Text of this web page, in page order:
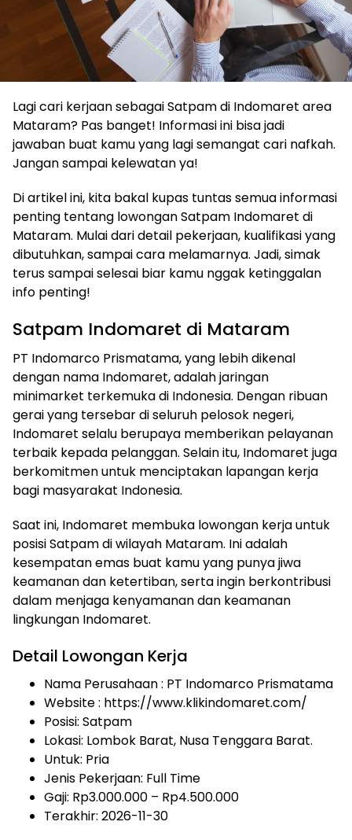
Lagi cari kerjaan sebagai Satpam di Indomaret area
Mataram? Pas banget! Informasi ini bisa jadi
jawaban buat kamu yang lagi semangat cari nafkah.
Jangan sampai kelewatan ya!
Di artikel ini, kita bakal kupas tuntas semua informasi
penting tentang lowongan Satpam Indomaret di
Mataram. Mulai dari detail pekerjaan, kualifikasi yang
dibutuhkan, sampai cara melamarnya. Jadi, simak
terus sampai selesai biar kamu nggak ketinggalan
info penting!
Satpam Indomaret di Mataram
PT Indomarco Prismatama, yang lebih dikenal
dengan nama Indomaret, adalah jaringan
minimarket terkemuka di Indonesia. Dengan ribuan
gerai yang tersebar di seluruh pelosok negeri,
Indomaret selalu berupaya memberikan pelayanan
terbaik kepada pelanggan. Selain itu, Indomaret juga
berkomitmen untuk menciptakan lapangan kerja
bagi masyarakat Indonesia.
Saat ini, Indomaret membuka lowongan kerja untuk
posisi Satpam di wilayah Mataram. Ini adalah
kesempatan emas buat kamu yang punya jiwa
keamanan dan ketertiban, serta ingin berkontribusi
dalam menjaga kenyamanan dan keamanan
lingkungan Indomaret.
Detail Lowongan Kerja
Nama Perusahaan : PT Indomarco Prismatama
Website : https://www.klikindomaret.com/
Posisi: Satpam
Lokasi: Lombok Barat, Nusa Tenggara Barat.
Untuk: Pria
Jenis Pekerjaan: Full Time
Gaji: Rp3.000.000 – Rp4.500.000
Terakhir: 2026-11-30